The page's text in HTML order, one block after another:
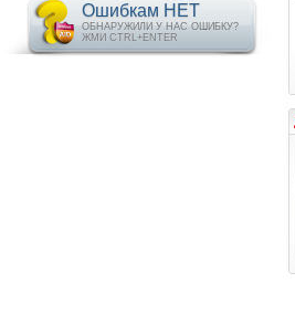
Ошибкам НЕТ
ОБНАРУЖИЛИ У НАС ОШИБКУ?
ЖМИ CTRL+ENTER